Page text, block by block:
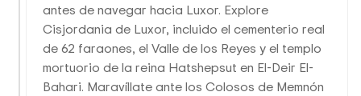
antes de navegar hacia Luxor. Explore
Cisjordania de Luxor, incluido el cementerio real
de 62 faraones, el Valle de los Reyes y el templo
mortuorio de la reina Hatshepsut en El-Deir El-
Bahari. Maravíllate ante los Colosos de Memnón